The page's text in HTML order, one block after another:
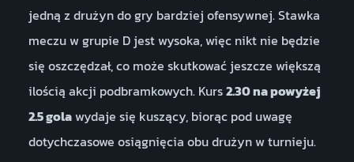
jedną z drużyn do gry bardziej ofensywnej. Stawka
meczu w grupie D jest wysoka, więc nikt nie będzie
się oszczędzał, co może skutkować jeszcze większą
ilością akcji podbramkowych. Kurs2.30 na powyżej
2.5 golawydaje się kuszący, biorąc pod uwagę
dotychczasowe osiągnięcia obu drużyn w turnieju.